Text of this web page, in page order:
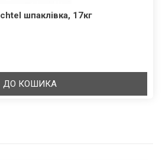
шпаклівка, 17кг
ДО КОШИКА